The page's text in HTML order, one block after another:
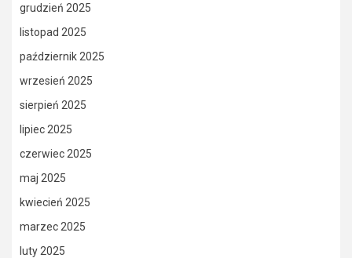
grudzień 2025
listopad 2025
październik 2025
wrzesień 2025
sierpień 2025
lipiec 2025
czerwiec 2025
maj 2025
kwiecień 2025
marzec 2025
luty 2025